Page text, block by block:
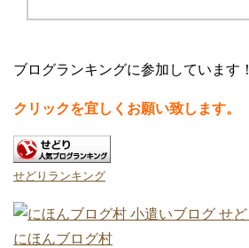
ブログランキングに参加しています！
クリックを宜しくお願い致します。
せどりランキング
にほんブログ村